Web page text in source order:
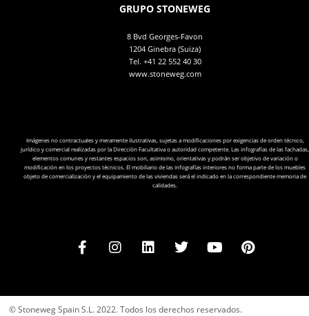
GRUPO STONEWEG
8 Bvd Georges-Favon
1204 Ginebra (Suiza)
Tel. +41 22 552 40 30
www.stoneweg.com
Imágenes no contractuales y meramente ilustrativas, sujetas a modificaciones por exigencias de orden técnico,
jurídico y comercial realizadas por la Dirección Facultativa o autoridad competente. Las infografías de las fachadas,
elementos comunes y restantes espacios son, asimismo, orientativas y podrán ser objetivo de variación o
modificación en los proyectos técnicos. El mobiliario de las infografías interiores no forma parte de los muebles
objeto de comercialización y el equipamiento de las viviendas será el indicado en la correspondiente memoria de
calidades.
© Stoneweg Spain S.L. 2022. Todos los derechos reservados.